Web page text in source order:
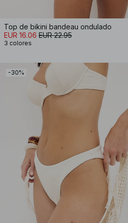
Top de bikini bandeau ondulado
EUR 16.06 EUR 22.95
3 colores
-30%